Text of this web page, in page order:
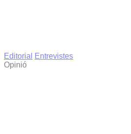
Editorial
Entrevistes
Opinió